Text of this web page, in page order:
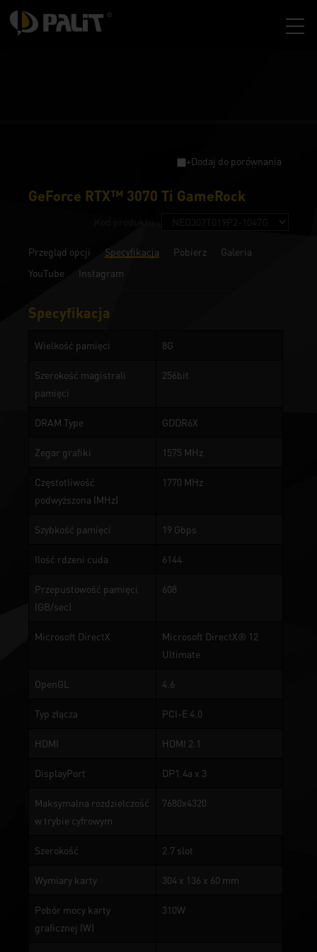
+Dodaj do porównania
GeForce RTX™ 3070 Ti GameRock
Przegląd opcji Specyfikacja Pobierz
Galeria
YouTube
Instagram
Specyfikacja
Wielkość pamięci 8G
Szerokość magistrali
pamięci
256bit
DRAM Type GDDR6X
Zegar grafiki 1575 MHz
Częstotliwość
podwyższona (MHz)
1770 MHz
Szybkość pamięci 19 Gbps
Ilość rdzeni cuda 6144
Przepustowość pamięci
(GB/sec)
608
Microsoft DirectX
Microsoft DirectX® 12
Ultimate
OpenGL 4.6
Typ złącza PCI-E 4.0
HDMI HDMI 2.1
DisplayPort DP1.4a x 3
Maksymalna rozdzielczość
w trybie cyfrowym
7680x4320
Szerokość 2.7 slot
Wymiary karty 304 x 136 x 60 mm
Pobór mocy karty
graficznej (W)
310W